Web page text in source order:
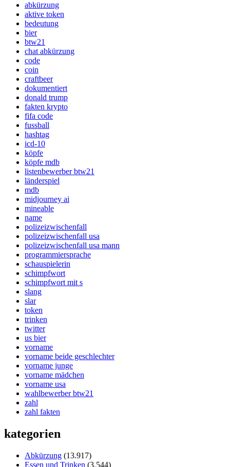
abkürzung
aktive token
bedeutung
bier
btw21
chat abkürzung
code
coin
craftbeer
dokumentiert
donald trump
fakten krypto
fifa code
fussball
hashtag
icd-10
köpfe
köpfe mdb
listenbewerber btw21
länderspiel
mdb
midjourney ai
mineable
name
polizeizwischenfall
polizeizwischenfall usa
polizeizwischenfall usa mann
programmiersprache
schauspielerin
schimpfwort
schimpfwort mit s
slang
slar
token
trinken
twitter
us bier
vorname
vorname beide geschlechter
vorname junge
vorname mädchen
vorname usa
wahlbewerber btw21
zahl
zahl fakten
kategorien
Abkürzung (13.917)
Essen und Trinken (3.544)